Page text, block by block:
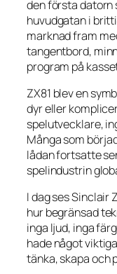
den första datorn
huvudgatan i
marknad fram
tangentbord,
program på
ZX81 blev en
dyr eller
spelutvecklare,
Många som
lådan fortsatte
spelindustrin
I dag ses Sinclair
hur begränsad
inga ljud, inga
hade något
tänka, skapa och